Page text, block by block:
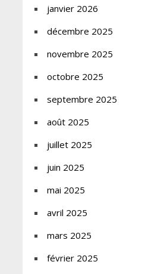
janvier 2026
décembre 2025
novembre 2025
octobre 2025
septembre 2025
août 2025
juillet 2025
juin 2025
mai 2025
avril 2025
mars 2025
février 2025